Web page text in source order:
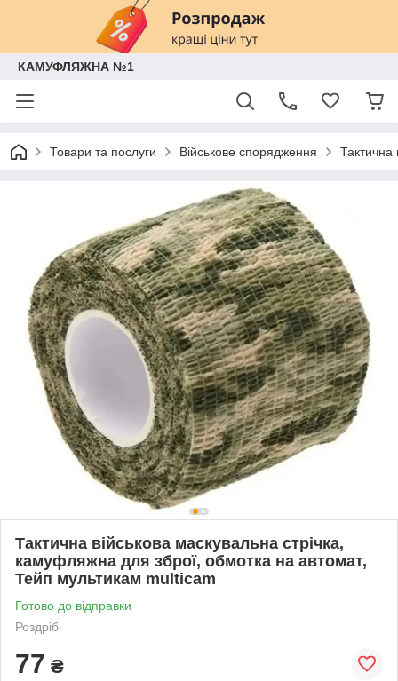
КАМУФЛЯЖНА №1
Товари та послуги Військове спорядження Тактична
Тактична військова маскувальна стрічка,
камуфляжна для зброї, обмотка на автомат,
Тейп мультикам multicam
Готово до відправки
Роздріб
77 ₴